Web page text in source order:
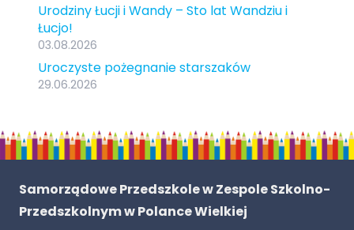
Urodziny Łucji i Wandy – Sto lat Wandziu i
Łucjo!
03.08.2026
Uroczyste pożegnanie starszaków
29.06.2026
Samorządowe Przedszkole w Zespole Szkolno-
Przedszkolnym w Polance Wielkiej